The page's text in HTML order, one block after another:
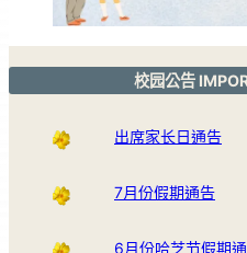
校园公告
出席家长日通告
7月份假期通告
6月份哈芝节假期